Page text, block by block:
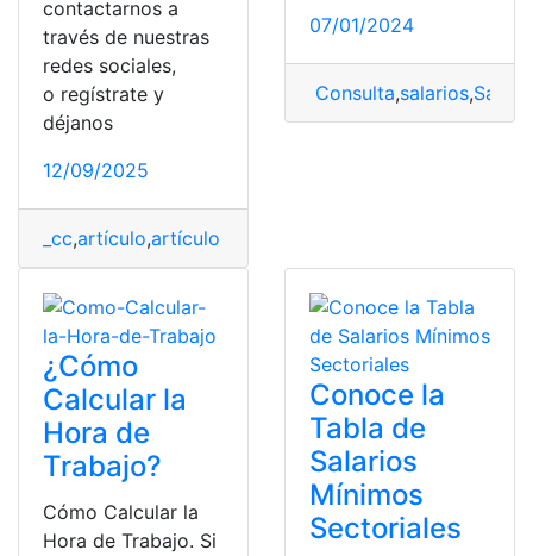
contactarnos a
través de nuestras
redes sociales,
o regístrate y
déjanos
12/09/2025
_cc,artículo,artículo de opinión
07/01/2024
Consulta,salarios,
¿Cómo
Calcular la
Hora de
Trabajo?
Cómo Calcular la
Hora de Trabajo. Si
Conoce la
Tabla de
Salarios
Mínimos
Sectoriales